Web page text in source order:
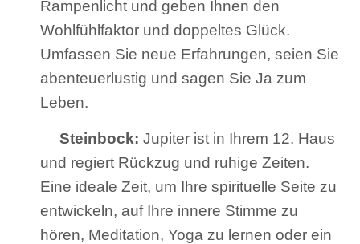
Rampenlicht und geben Ihnen den
Wohlfühlfaktor und doppeltes Glück.
Umfassen Sie neue Erfahrungen, seien Sie
abenteuerlustig und sagen Sie Ja zum
Leben.
Steinbock: Jupiter ist in Ihrem 12. Haus
und regiert Rückzug und ruhige Zeiten.
Eine ideale Zeit, um Ihre spirituelle Seite zu
entwickeln, auf Ihre innere Stimme zu
hören, Meditation, Yoga zu lernen oder ein